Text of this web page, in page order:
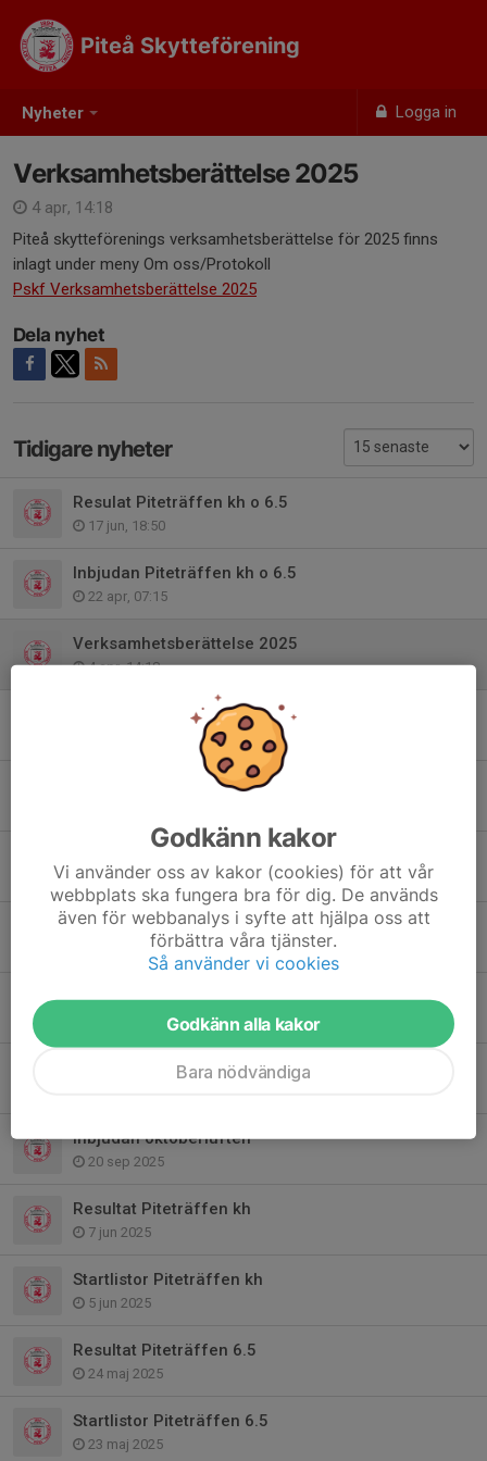
Nyheter Logga in
Piteå Skytteförening
Verksamhetsberättelse 2025
4 apr, 14:18
Piteå skytteförenings verksamhetsberättelse för 2025 finns
inlagt under meny Om oss/Protokoll
Pskf Verksamhetsberättelse 2025
Dela nyhet
Tidigare nyheter
Resulat Piteträffen kh o 6.5
17 jun, 18:50
Inbjudan Piteträffen kh o 6.5
22 apr, 07:15
Verksamhetsberättelse 2025
4 apr, 14:18
Årsmöte Piteå skytteförening
Resultat Luciaträffen 2025
12 dec 2025
Inbjudan luftskyttecup 2025-2026
6 okt 2025
Inbjudan Luciaträffen 2025
Inbjudan Sverigeserien Parasport
Inbjudan oktoberluften
20 sep 2025
Resultat Piteträffen kh
7 jun 2025
Startlistor Piteträffen kh
5 jun 2025
Resultat Piteträffen 6.5
24 maj 2025
Startlistor Piteträffen 6.5
23 maj 2025
Godkänn kakor
Vi använder oss av kakor (cookies) för att vår
webbplats ska fungera bra för dig. De används
även för webbanalys i syfte att hjälpa oss att
förbättra våra tjänster.
Så använder vi cookies
Godkänn alla kakor
Bara nödvändiga